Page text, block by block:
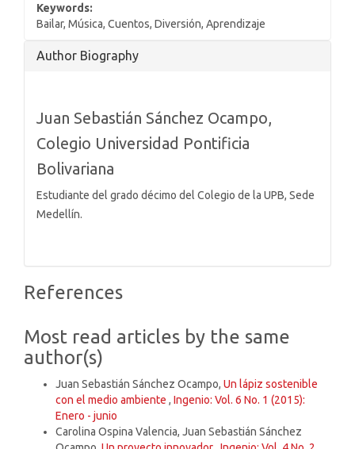
Keywords:
Bailar, Música, Cuentos, Diversión, Aprendizaje
Article
Author Biography
Juan Sebastián Sánchez Ocampo,
Colegio Universidad Pontificia
Bolivariana
Estudiante del grado décimo del Colegio de la UPB, Sede
Medellín.
References
Most read articles by the same
author(s)
Juan Sebastián Sánchez Ocampo, Un lápiz sostenible
con el medio ambiente , Ingenio: Vol. 6 No. 1 (2015):
Enero - junio
Carolina Ospina Valencia, Juan Sebastián Sánchez